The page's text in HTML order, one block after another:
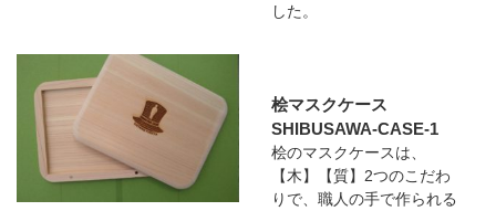
した。
桧マスクケース
SHIBUSAWA-CASE-1
桧のマスクケースは、
【木】【質】2つのこだわ
りで、職人の手で作られる